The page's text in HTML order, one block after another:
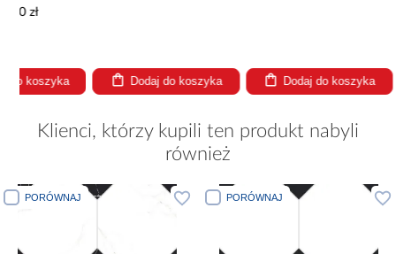
Dodaj do koszyka Dodaj do koszyka
Klienci, którzy kupili ten produkt nabyli
również
PORÓWNAJ PORÓWNAJ